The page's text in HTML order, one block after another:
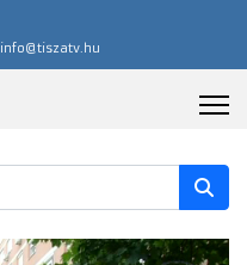
info@tiszatv.hu